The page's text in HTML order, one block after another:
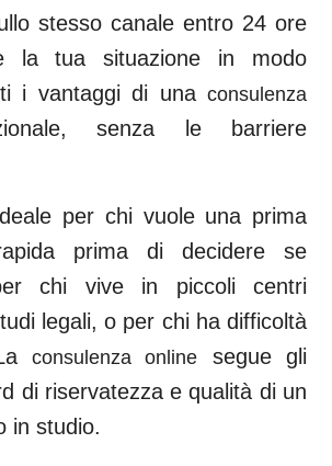
stesso canale entro 24 ore
la tua situazione in modo
i vantaggi di una consulenza
senza le barriere
per chi vuole una prima
prima di decidere se
chi vive in piccoli centri
legali, o per chi ha difficoltà
consulenza online
segue gli
di riservatezza e qualità di un
in studio.